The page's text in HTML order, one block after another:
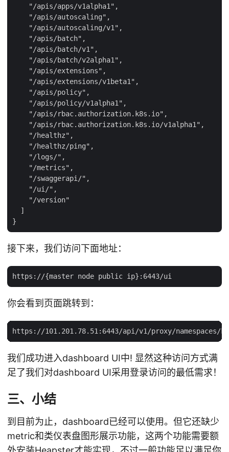
    "/apis/apps/v1alpha1",
    "/apis/autoscaling",
    "/apis/autoscaling/v1",
    "/apis/batch",
    "/apis/batch/v1",
    "/apis/batch/v2alpha1",
    "/apis/extensions",
    "/apis/extensions/v1beta1",
    "/apis/policy",
    "/apis/policy/v1alpha1",
    "/apis/rbac.authorization.k8s.io",
    "/apis/rbac.authorization.k8s.io/v1alpha1",
    "/healthz",
    "/healthz/ping",
    "/logs/",
    "/metrics",
    "/swaggerapi/",
    "/ui/",
    "/version"
  ]
接下来，我们访问下面地址：
你会看到页面跳转到：
我们成功进入dashboard UI中! 显然这种访问方式满
足了我们对dashboard UI采用登录访问的最低需求！
三、小结
到目前为止，dashboard已经可以使用。但它还缺少
metric和类仪表盘图形展示功能，这两个功能需要额